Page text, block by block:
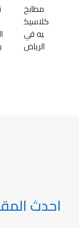
مطابخ
كلاسيك
يه في
الرياض
احدث